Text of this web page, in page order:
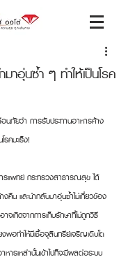
าอุ่นซ้ำ ๆ ทำให้เป็นโรค
นภัยว่า การรับประทานอาหารค้าง
คมะเร็ง!
รแพทย์ กระทรวงสาธารณสุข ได้
คืน และนำกลับมาอุ่นซ้ำไม่เกี่ยวข้อง
าจเกิดจากการเก็บรักษาที่ไม่ถูกวิธี
งพอทำให้มีเชื้อจุลินทรีย์เจริญเติบโต
ารเหล่านั้นเข้าไปก็จะมีผลต่อระบบ